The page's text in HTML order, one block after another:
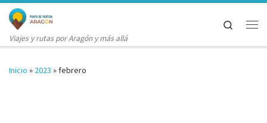
Saltar al contenido
Viajes y rutas por Aragón y más allá
Search
Inicio » 2023 »febrero